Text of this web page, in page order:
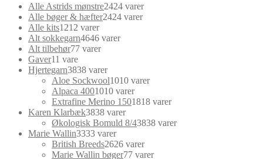
Alle Astrids mønstre2424 varer
Alle bøger & hæfter2424 varer
Alle kits1212 varer
Alt sokkegarn4646 varer
Alt tilbehør77 varer
Gaver11 vare
Hjertegarn3838 varer
Aloe Sockwool1010 varer
Alpaca 4001010 varer
Extrafine Merino 1501818 varer
Karen Klarbæk3838 varer
Økologisk Bomuld 8/43838 varer
Marie Wallin3333 varer
British Breeds2626 varer
Marie Wallin bøger77 varer